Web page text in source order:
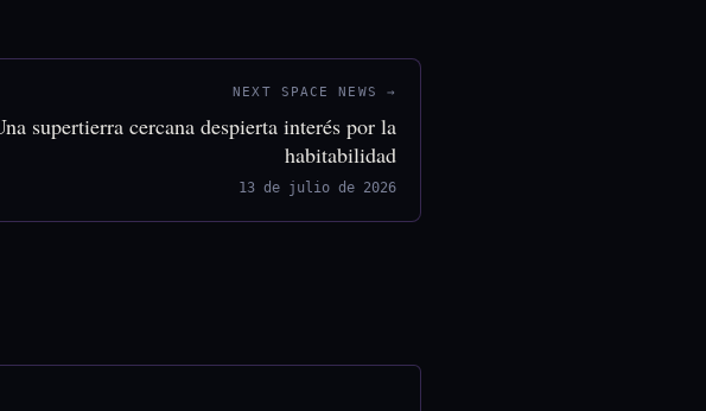
NEXT SPACE NEWS →
supertierra cercana despierta interés por la
habitabilidad
13 de julio de 2026